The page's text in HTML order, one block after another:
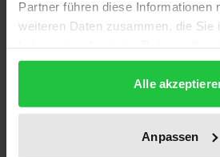
Partner führen diese Informationen
weiteren Daten zusammen, die Sie
gesammelt haben.
Alle
Anpassen
Landesverfassungsgericht zu
erhalten die hessischen
Verfassung gegenüber
Vorschriften
Jedoch ist dieses bedeutende